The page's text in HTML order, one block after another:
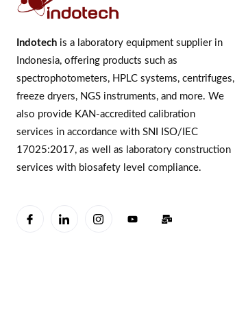
Indotechis a laboratory equipment supplier in
Indonesia, offering products such as
spectrophotometers, HPLC systems, centrifuges,
freeze dryers, NGS instruments, and more. We
also provide KAN-accredited calibration
services in accordance with SNI ISO/IEC
17025:2017, as well as laboratory construction
services with biosafety level compliance.